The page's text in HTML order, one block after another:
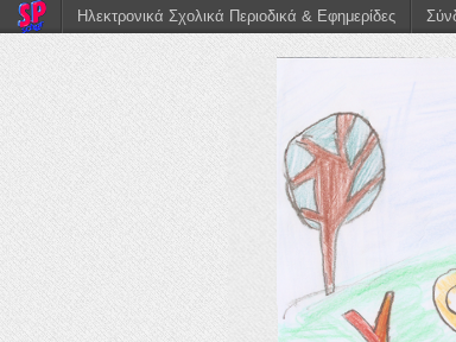
Ηλεκτρονικά Σχολικά Περιοδικά & Εφημερίδες